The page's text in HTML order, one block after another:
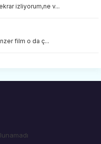
izliyorum,ne v...
film o da ç...